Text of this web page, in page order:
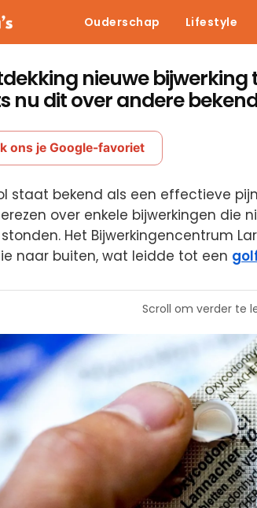
Ouderschap Lifestyle
nieuwe
nu dit over andere
ons je Google-favoriet
staat bekend als een effectieve
over enkele bijwerkingen die
Het Bijwerkingencentrum
naar buiten, wat leidde tot een
Scroll om verder te